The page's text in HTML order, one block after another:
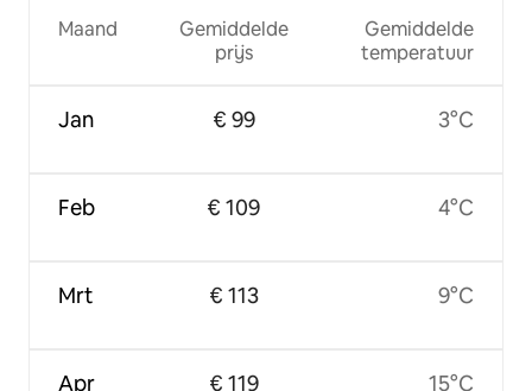
Maand
Jan
Feb
Mrt
Apr
Gemiddelde
prijs
€ 99
€ 109
€ 113
€ 119
Gemiddelde
temperatuur
3°C
4°C
9°C
15°C